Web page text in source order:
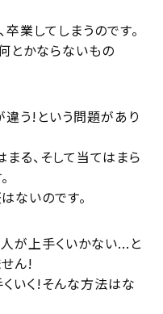
業してしまうのです。
とかならないもの
違う!という問題があり
る、そして当てはまら
ないのです。
が上手くいかない...と
ん!
いく!そんな方法はな